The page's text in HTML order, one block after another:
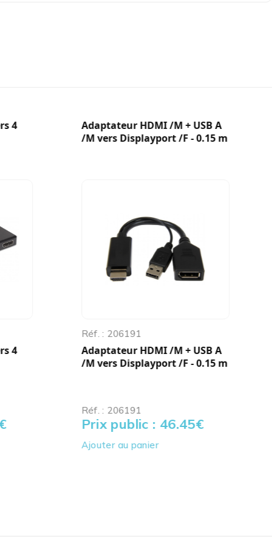
4
4
Adaptateur HDMI /M + USB A
/M vers Displayport /F - 0.15 m
Réf. : 206191
Adaptateur HDMI /M + USB A
/M vers Displayport /F - 0.15 m
Réf. : 206191
Prix public : 46.45€
Ajouter au panier